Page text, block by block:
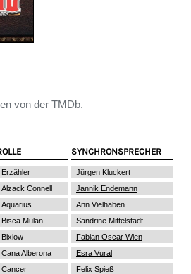
von der TMDb.
SYNCHRONSPRECHER
Erzähler
Jürgen Kluckert
Alzack Connell
Jannik Endemann
Aquarius
Ann Vielhaben
Bisca Mulan
Sandrine Mittelstädt
Bixlow
Fabian Oscar Wien
Cana Alberona
Esra Vural
Cancer
Felix Spieß